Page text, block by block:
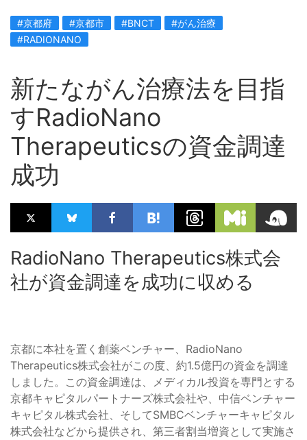
#京都府 #京都市 #BNCT
#がん治療
#RADIONANO
新たながん治療法を目指
すRadioNano
Therapeuticsの資金調達
成功
RadioNano Therapeutics株式会
社が資金調達を成功に収める
京都に本社を置く創薬ベンチャー、RadioNano
Therapeutics株式会社がこの度、約1.5億円の資金を調達
しました。この資金調達は、メディカル投資を専門とする
京都キャピタルパートナーズ株式会社や、中信ベンチャー
キャピタル株式会社、そしてSMBCベンチャーキャピタル
株式会社などから提供され、第三者割当増資として実施さ